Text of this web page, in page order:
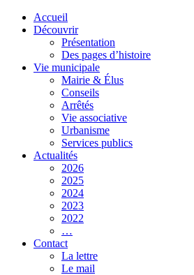
Accueil
Découvrir
Présentation
Des pages d’histoire
Vie municipale
Mairie & Élus
Conseils
Arrêtés
Vie associative
Urbanisme
Services publics
Actualités
2026
2025
2024
2023
2022
…
Contact
La lettre
Le mail